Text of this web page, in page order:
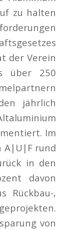
zu halten
der Verein
über 250
jährlich
Im
A|U|F rund
in den
davon
Rückbau-,
von